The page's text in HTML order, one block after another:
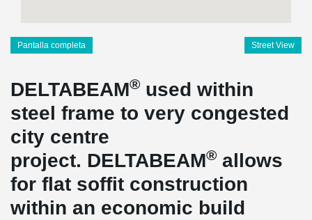
Pantalla completa Street View
DELTABEAM® used within
steel frame to very congested
city centre
project. DELTABEAM® allows
for flat soffit construction
within an economic build